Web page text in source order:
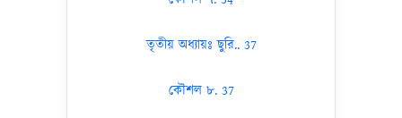
তৃতীয় অধ্যায়ঃ ছুরি.. 37
কৌশল ৮. 37